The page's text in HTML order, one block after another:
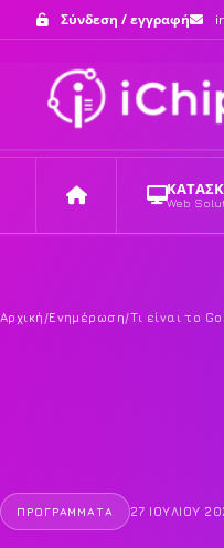
Σύνδεση / εγγραφή
Αρχική Web
Αρχική /Ενημέρωση/Τι είναι το
ΠΡΟΓΡΆΜΜΑΤΑ 27 ΙΟΥΛΊΟΥ